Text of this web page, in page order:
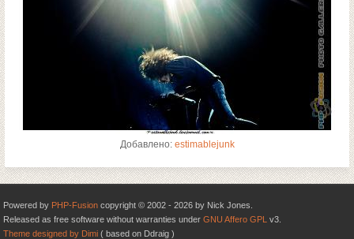
Добавлено: estimablejunk
Powered by PHP-Fusion copyright © 2002 - 2026 by Nick Jones.
Released as free software without warranties under GNU Affero GPL v3.
Theme designed by Dimi ( based on Ddraig )